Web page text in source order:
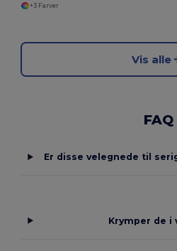
+3 Farver
Vis alle
FAQ
Er disse velegnede til
Krymper de i